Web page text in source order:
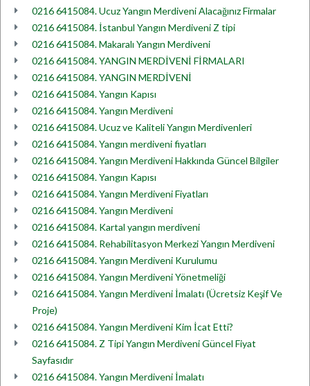
0216 6415084. Ucuz Yangın Merdiveni Alacağınız Firmalar
0216 6415084. İstanbul Yangın Merdiveni Z tipi
0216 6415084. Makaralı Yangın Merdiveni
0216 6415084. YANGIN MERDİVENİ FİRMALARI
0216 6415084. YANGIN MERDİVENİ
0216 6415084. Yangın Kapısı
0216 6415084. Yangın Merdiveni
0216 6415084. Ucuz ve Kaliteli Yangın Merdivenleri
0216 6415084. Yangın merdiveni fiyatları
0216 6415084. Yangın Merdiveni Hakkında Güncel Bilgiler
0216 6415084. Yangın Kapısı
0216 6415084. Yangın Merdiveni Fiyatları
0216 6415084. Yangın Merdiveni
0216 6415084. Kartal yangın merdiveni
0216 6415084. Rehabilitasyon Merkezi Yangın Merdiveni
0216 6415084. Yangın Merdiveni Kurulumu
0216 6415084. Yangın Merdiveni Yönetmeliği
0216 6415084. Yangın Merdiveni İmalatı (Ücretsiz Keşif Ve
Proje)
0216 6415084. Yangın Merdiveni Kim İcat Etti?
0216 6415084. Z Tipi Yangın Merdiveni Güncel Fiyat
Sayfasıdır
0216 6415084. Yangın Merdiveni İmalatı